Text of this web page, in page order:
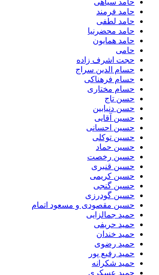
حامد سیاهی
حامد فرمند
حامد لطفی
حامد محضرنیا
حامد همایون
حامی
حجت اشرف زاده
حسام الدین سراج
حسام فرهناکی
حسام مختاری
حسن تاج
حسن دنیابین
حسین آقایی
حسین احسانی
حسین توکلی
حسین حماد
حسین رخصت
حسین قنبری
حسین کریمی
حسین گنجی
حسین گودرزی
حسین مقصودی و مسعود اتمام
حمید جمالزایی
حمید حریفی
حمید خندان
حمید رضوی
حمید رفیع پور
حمید شکرانه
حمید عسکری